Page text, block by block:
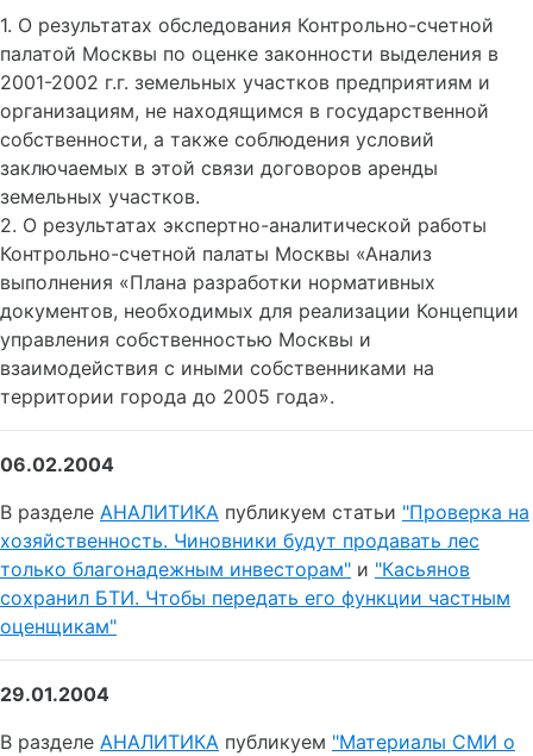
1. О результатах обследования Контрольно-счетной
палатой Москвы по оценке законности выделения в
2001-2002 г.г. земельных участков предприятиям и
организациям, не находящимся в государственной
собственности, а также соблюдения условий
заключаемых в этой связи договоров аренды
земельных участков.
2. О результатах экспертно-аналитической работы
Контрольно-счетной палаты Москвы «Анализ
выполнения «Плана разработки нормативных
документов, необходимых для реализации Концепции
управления собственностью Москвы и
взаимодействия с иными собственниками на
территории города до 2005 года».
06.02.2004
В разделе АНАЛИТИКА публикуем статьи "Проверка на
хозяйственность. Чиновники будут продавать лес
только благонадежным инвесторам" и "Касьянов
сохранил БТИ. Чтобы передать его функции частным
оценщикам"
29.01.2004
В разделе АНАЛИТИКА публикуем "Материалы СМИ о